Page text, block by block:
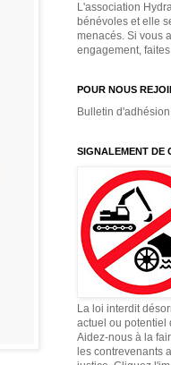
L'association
bénévoles et elle
menacés. Si vous
engagement,
POUR NOUS
Bulletin
SIGNALEMENT DE
La loi interdit
actuel ou potentiel
Aidez-nous à la
les contrevenants